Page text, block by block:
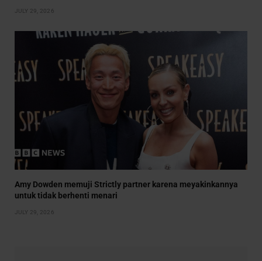
JULY 29, 2026
Amy Dowden memuji Strictly partner karena meyakinkannya
untuk tidak berhenti menari
JULY 29, 2026